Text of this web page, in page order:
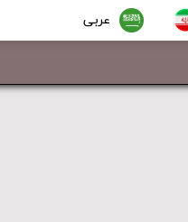
عربی